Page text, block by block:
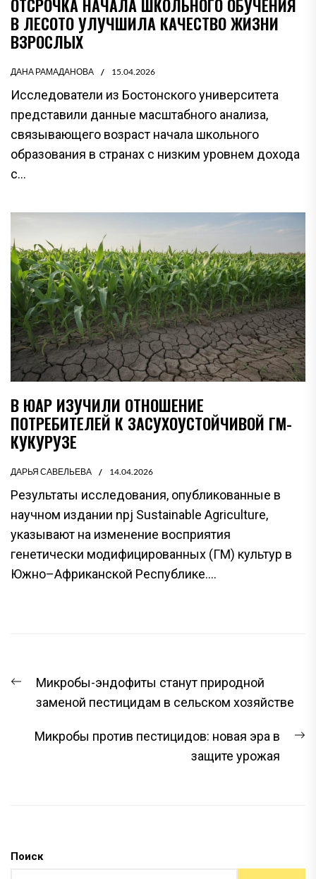
ОТСРОЧКА НАЧАЛА ШКОЛЬНОГО ОБУЧЕНИЯ
В ЛЕСОТО УЛУЧШИЛА КАЧЕСТВО ЖИЗНИ
ВЗРОСЛЫХ
ДАНА РАМАДАНОВА 15.04.2026
Исследователи из Бостонского университета
представили данные масштабного анализа,
связывающего возраст начала школьного
образования в странах с низким уровнем дохода
с...
В ЮАР ИЗУЧИЛИ ОТНОШЕНИЕ
ПОТРЕБИТЕЛЕЙ К ЗАСУХОУСТОЙЧИВОЙ ГМ-
КУКУРУЗЕ
ДАРЬЯ САВЕЛЬЕВА 14.04.2026
Результаты исследования, опубликованные в
научном издании npj Sustainable Agriculture,
указывают на изменение восприятия
генетически модифицированных (ГМ) культур в
Южно–Африканской Республике....
НАВИГАЦИЯ
ПО
ЗАПИСЯМ
Предыдущая
запись:
Микробы-эндофиты станут природной
заменой пестицидам в сельском хозяйстве
Микробы против пестицидов: новая эра в
защите урожая
Поиск